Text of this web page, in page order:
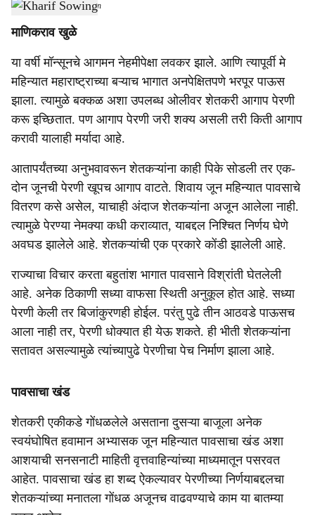
r
e
Kharif Sowing-Agrowon
माणिकराव खुळे
या वर्षी मॉन्सूनचे आगमन नेहमीपेक्षा लवकर झाले. आणि त्यापूर्वी मे
महिन्यात महाराष्ट्राच्या बऱ्याच भागात अनपेक्षितपणे भरपूर पाऊस
झाला. त्यामुळे बक्कळ अशा उपलब्ध ओलीवर शेतकरी आगाप पेरणी
करू इच्छितात. पण आगाप पेरणी जरी शक्य असली तरी किती आगाप
करावी यालाही मर्यादा आहे.
आतापर्यंतच्या अनुभवावरून शेतकऱ्यांना काही पिके सोडली तर एक-
दोन जूनची पेरणी खूपच आगाप वाटते. शिवाय जून महिन्यात पावसाचे
वितरण कसे असेल, याचाही अंदाज शेतकऱ्यांना अजून आलेला नाही.
त्यामुळे पेरण्या नेमक्या कधी कराव्यात, याबद्दल निश्चित निर्णय घेणे
अवघड झालेले आहे. शेतकऱ्यांची एक प्रकारे कोंडी झालेली आहे.
राज्याचा विचार करता बहुतांश भागात पावसाने विश्रांती घेतलेली
आहे. अनेक ठिकाणी सध्या वाफसा स्थिती अनुकूल होत आहे. सध्या
पेरणी केली तर बिजांकुरणही होईल. परंतु पुढे तीन आठवडे पाऊसच
आला नाही तर, पेरणी धोक्यात ही येऊ शकते. ही भीती शेतकऱ्यांना
सतावत असल्यामुळे त्यांच्यापुढे पेरणीचा पेच निर्माण झाला आहे.
पावसाचा खंड
शेतकरी एकीकडे गोंधळलेले असताना दुसऱ्या बाजूला अनेक
स्वयंघोषित हवामान अभ्यासक जून महिन्यात पावसाचा खंड अशा
आशयाची सनसनाटी माहिती वृत्तवाहिन्यांच्या माध्यमातून पसरवत
आहेत. पावसाचा खंड हा शब्द ऐकल्यावर पेरणीच्या निर्णयाबद्दलचा
शेतकऱ्यांच्या मनातला गोंधळ अजूनच वाढवण्याचे काम या बातम्या